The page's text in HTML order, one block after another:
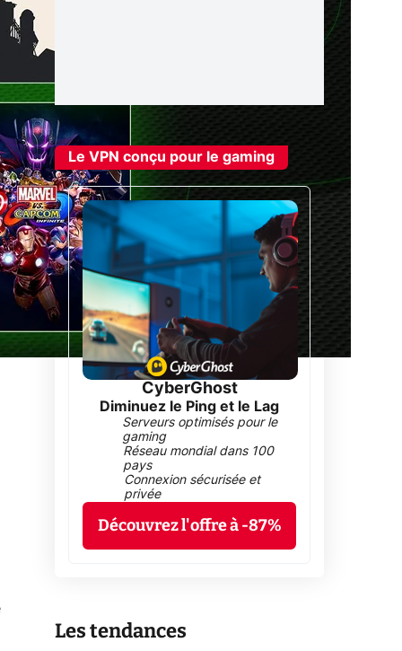
Le VPN conçu pour le gaming
CyberGhost
Diminuez le Ping et le Lag
Serveurs optimisés pour le
gaming
Réseau mondial dans 100
pays
Connexion sécurisée et
privée
Découvrez l'offre à -87%
Les tendances